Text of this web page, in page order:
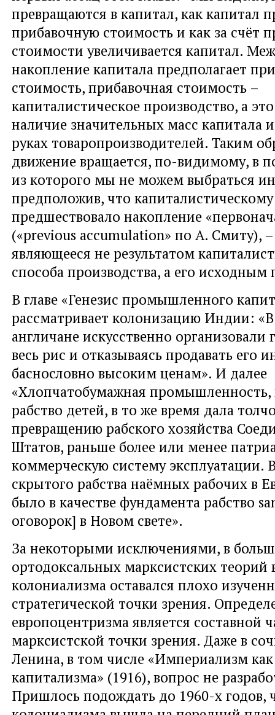
превращаются в капитал, как капитал
прибавочную стоимость и как за счёт
стоимости увеличивается капитал.
накопление капитала предполагает
стоимость, прибавочная стоимость –
капиталистическое производство, а
наличие значительных масс капитала
руках товаропроизводителей. Таким
движение вращается, по-видимому, в
из которого мы не можем выбраться
предположив, что
предшествовало накопление
(«previous accumulation» по А. Смиту),
являющееся не результатом
способа производства, а его исходным
В главе «Генезис промышленного
рассматривает колонизацию Индии: «В
англичане искусственно организовали
весь рис и отказываясь продавать его
баснословно высоким ценам». И далее
«Хлопчатобумажная промышленность,
рабство детей, в то же время дала
превращению рабского хозяйства
Штатов, раньше более или менее
коммерческую систему эксплуатации.
скрытого рабства наёмных рабочих в
было в качестве фундамента рабство
оговорок] в Новом свете».
За некоторыми исключениями, в
ортодоксальных марксистских теорий
колониализма оставался плохо
стратегической точки зрения.
европоцентризма является составной
марксистской точки зрения. Даже в
Ленина, в том числе «Империализм
капитализма» (1916), вопрос не
Пришлось подождать до 1960-х годов,